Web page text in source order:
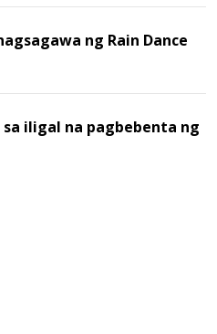
ng Rain Dance
iligal na pagbebenta ng